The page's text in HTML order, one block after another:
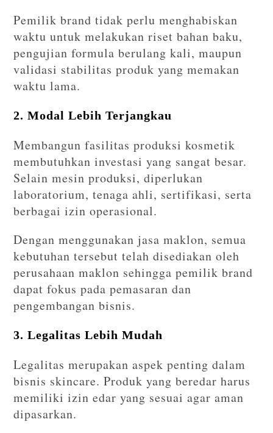
Pemilik brand tidak perlu menghabiskan
waktu untuk melakukan riset bahan baku,
pengujian formula berulang kali, maupun
validasi stabilitas produk yang memakan
waktu lama.
2. Modal Lebih Terjangkau
Membangun fasilitas produksi kosmetik
membutuhkan investasi yang sangat besar.
Selain mesin produksi, diperlukan
laboratorium, tenaga ahli, sertifikasi, serta
berbagai izin operasional.
Dengan menggunakan jasa maklon, semua
kebutuhan tersebut telah disediakan oleh
perusahaan maklon sehingga pemilik brand
dapat fokus pada pemasaran dan
pengembangan bisnis.
3. Legalitas Lebih Mudah
Legalitas merupakan aspek penting dalam
bisnis skincare. Produk yang beredar harus
memiliki izin edar yang sesuai agar aman
dipasarkan.